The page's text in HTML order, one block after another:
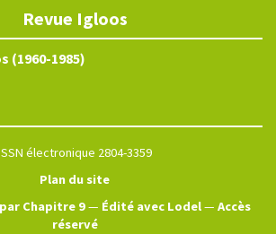
Revue Igloos
(1960-1985)
électronique 2804-3359
Plan du site
Chapitre 9— Édité avec Lodel— Accès
réservé